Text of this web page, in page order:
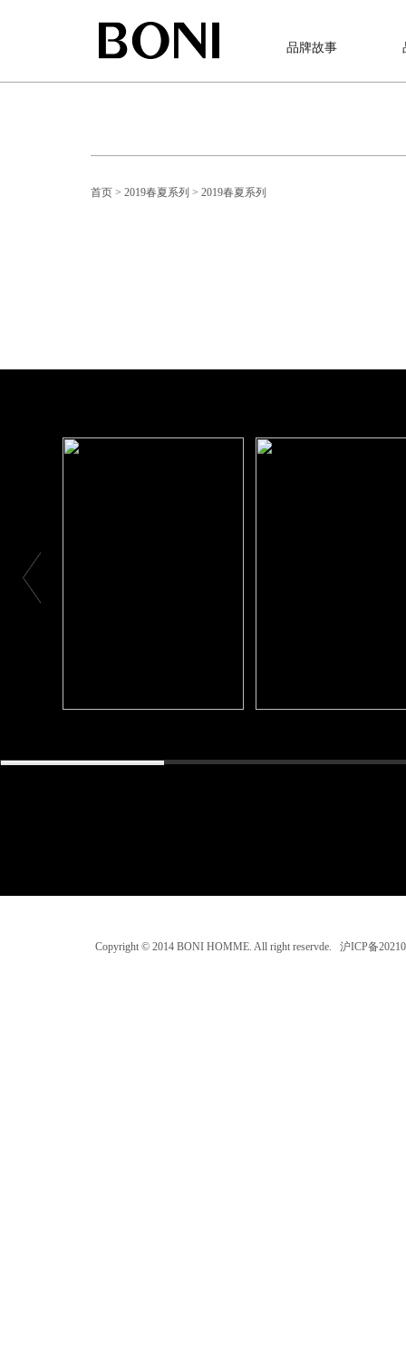
品牌故事
首页 > 2019春夏系列 > 2019春夏系列
Copyright © 2014 BONI HOMME. All right reservde. 沪ICP备